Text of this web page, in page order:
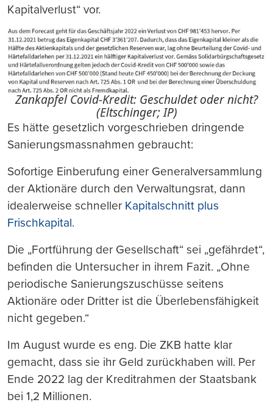
Kapitalverlust“ vor.
Zankapfel Covid-Kredit: Geschuldet oder nicht?
(Eltschinger; IP)
Es hätte gesetzlich vorgeschrieben dringende
Sanierungsmassnahmen gebraucht:
Sofortige Einberufung einer Generalversammlung
der Aktionäre durch den Verwaltungsrat, dann
idealerweise schneller Kapitalschnitt plus
Frischkapital.
Die „Fortführung der Gesellschaft“ sei „gefährdet“,
befinden die Untersucher in ihrem Fazit. „Ohne
periodische Sanierungszuschüsse seitens
Aktionäre oder Dritter ist die Überlebensfähigkeit
nicht gegeben.“
Im August wurde es eng. Die ZKB hatte klar
gemacht, dass sie ihr Geld zurückhaben will. Per
Ende 2022 lag der Kreditrahmen der Staatsbank
bei 1,2 Millionen.